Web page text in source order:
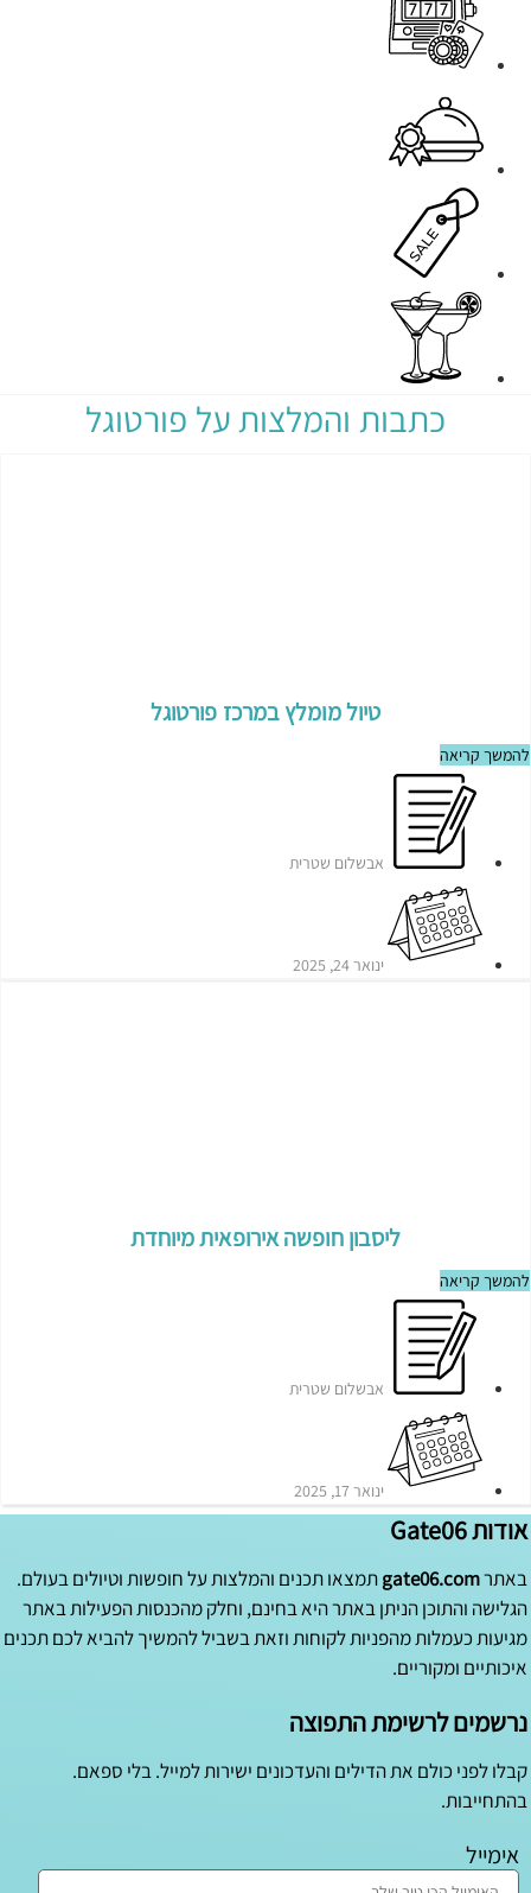
כתבות והמלצות על פורטוגל
טיול מומלץ במרכז פורטוגל
להמשך קריאה
אבשלום שטרית
ינואר 24, 2025
ליסבון חופשה אירופאית מיוחדת
להמשך קריאה
אבשלום שטרית
ינואר 17, 2025
אודות Gate06
באתרgate06.comתמצאו תכנים והמלצות על חופשות וטיולים בעולם.
הגלישה והתוכן הניתן באתר היא בחינם, וחלק מהכנסות הפעילות באתר
מגיעות כעמלות מהפניות לקוחות וזאת בשביל להמשיך להביא לכם תכנים
איכותיים ומקוריים.
נרשמים לרשימת התפוצה
קבלו לפני כולם את הדילים והעדכונים ישירות למייל. בלי ספאם.
בהתחייבות.
אימייל